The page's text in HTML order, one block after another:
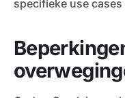
specifieke use